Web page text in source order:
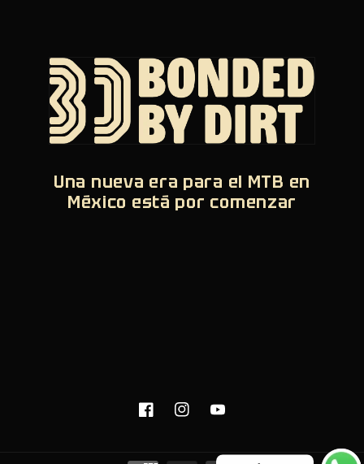
Una nueva era para el MTB en
México está por comenzar
FacebookInstagramYouTube